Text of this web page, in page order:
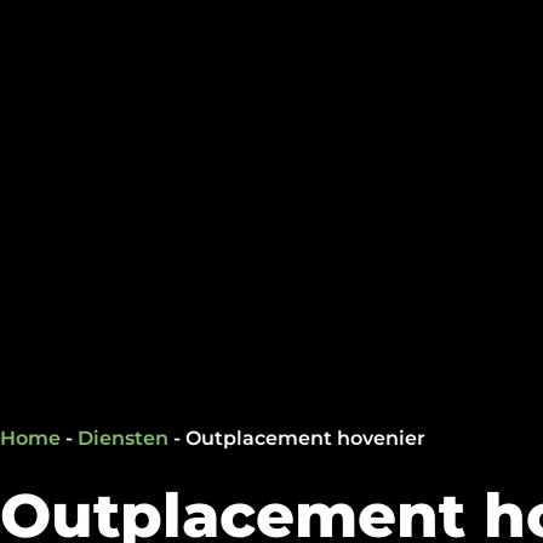
Home - Diensten - Outplacement hovenier
Outplacement